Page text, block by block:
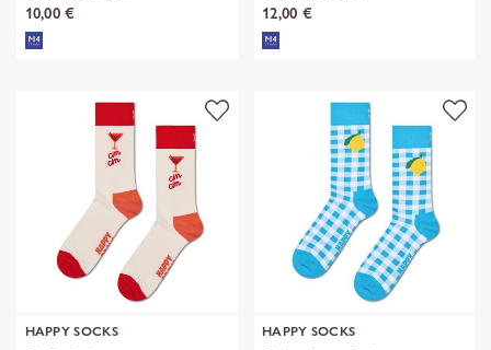
10,00 € 12,00 €
HAPPY SOCKS
HAPPY SOCKS